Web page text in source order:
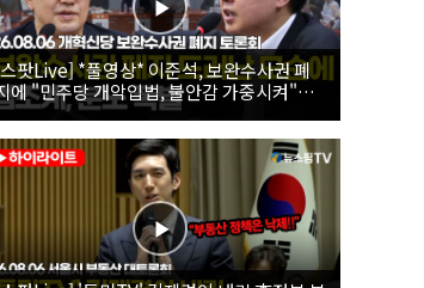
팟Live] *풀영상* 이준석, 보완수사권 폐
에 "민주당 개악입법, 불안감 가중시켜"｜
개혁신당 보완수사권 폐지 토론회